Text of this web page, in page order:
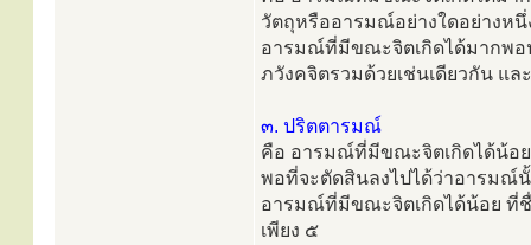
วัตถุหรืออารมณ์อย่างใดอย่างหนึ่
อารมณ์ที่มีขณะจิตเกิดได้มากพ
ภวังคจิตรวมด้วยเช่นเดียวกัน แล
๓. ปริตตารมณ์
คือ อารมณ์ที่มีขณะจิตเกิดได้น้อย
พอที่จะตัดสินลงไปได้ว่าอารมณ์
อารมณ์ที่มีขณะจิตเกิดได้น้อย ที่
เพียง ๕